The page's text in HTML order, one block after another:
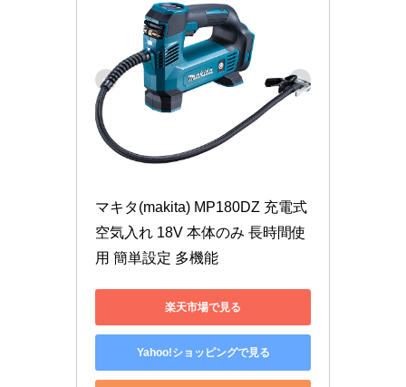
マキタ(makita) MP180DZ 充電式
空気入れ 18V 本体のみ 長時間使
用 簡単設定 多機能
楽天市場で見る
Yahoo!ショッピングで見る